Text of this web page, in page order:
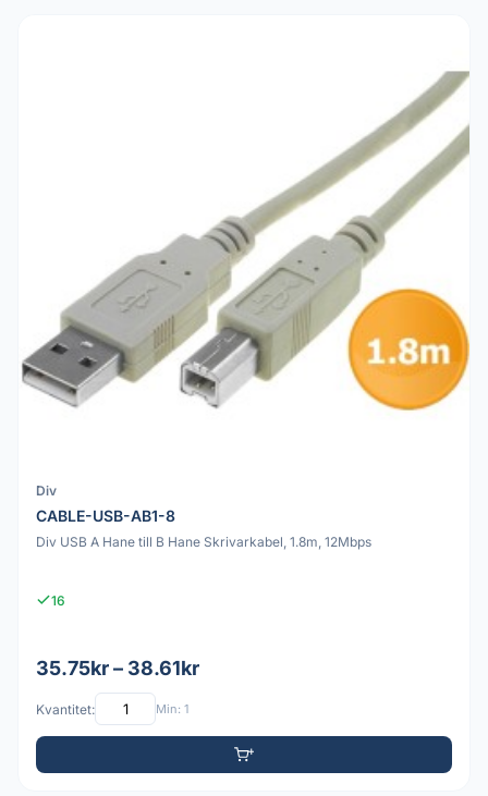
Div
CABLE-USB-AB1-8
Div USB A Hane till B Hane Skrivarkabel, 1.8m, 12Mbps
16
35.75kr – 38.61kr
Kvantitet: Min: 1